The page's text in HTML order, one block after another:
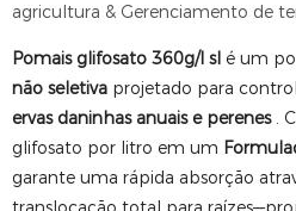
agricultura & Gerenciamento de
Pomais glifosato 360g/l sl é um
não seletiva projetado para
ervas daninhas anuais e perenes .
glifosato por litro em um
garante uma rápida absorção